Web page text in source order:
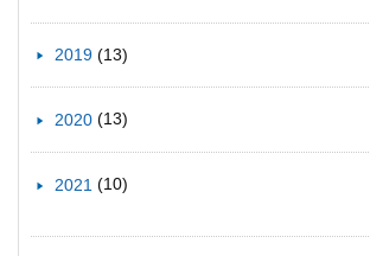
2019 (13)
2020 (13)
2021 (10)